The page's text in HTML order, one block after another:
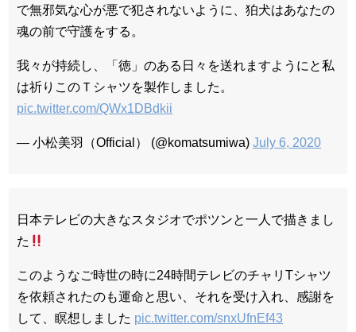
で無邪気な心が悪で犯されないように、狛犬はあなたの
魂の前で守護をする。
我々が持続し、「徳」のある日々を送れますようにと私
は祈りこのＴシャツを製作しました。
pic.twitter.com/QWx1DBdkii
— 小松美羽（Official） (@komatsumiwa) July 6, 2020
日本テレビの大きなスタジオでポツンと一人で描きまし
た
このようなご時世の時に24時間テレビのチャリTシャツ
を依頼されたのも運命と思い、それを受け入れ、感謝を
して、瞑想しました pic.twitter.com/snxUfnEf43